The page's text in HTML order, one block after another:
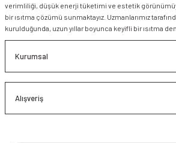
verimliliği, düşük enerji tüketimi ve estetik
bir ısıtma çözümü sunmaktayız. Uzmanlarımız
kurulduğunda, uzun yıllar boyunca keyifli bir ısıtma
Kurumsal
Alışveriş